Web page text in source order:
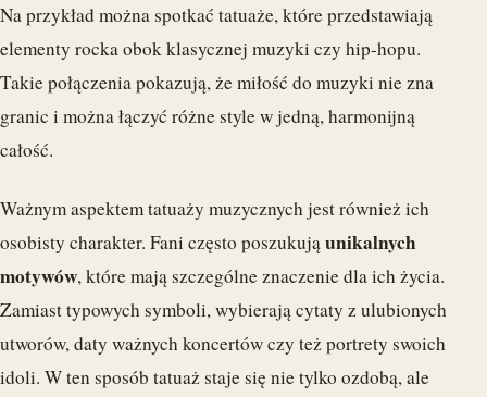
Na przykład można spotkać tatuaże, które przedstawiają
elementy rocka obok klasycznej muzyki czy hip-hopu.
Takie połączenia pokazują, że miłość do muzyki nie zna
granic i można łączyć różne style w jedną, harmonijną
całość.
Ważnym aspektem tatuaży muzycznych jest również ich
osobisty charakter. Fani często poszukująunikalnych
motywów, które mają szczególne znaczenie dla ich życia.
Zamiast typowych symboli, wybierają cytaty z ulubionych
utworów, daty ważnych koncertów czy też portrety swoich
idoli. W ten sposób tatuaż staje się nie tylko ozdobą, ale